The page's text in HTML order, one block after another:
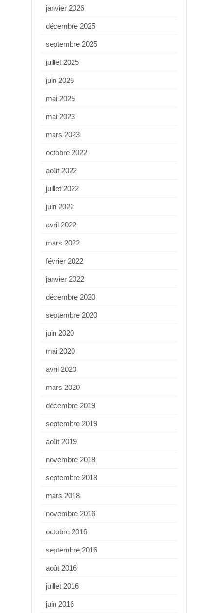
janvier 2026
décembre 2025
septembre 2025
juillet 2025
juin 2025
mai 2025
mai 2023
mars 2023
octobre 2022
août 2022
juillet 2022
juin 2022
avril 2022
mars 2022
février 2022
janvier 2022
décembre 2020
septembre 2020
juin 2020
mai 2020
avril 2020
mars 2020
décembre 2019
septembre 2019
août 2019
novembre 2018
septembre 2018
mars 2018
novembre 2016
octobre 2016
septembre 2016
août 2016
juillet 2016
juin 2016